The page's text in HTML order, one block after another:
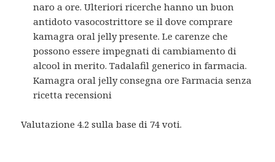
naro a ore. Ulteriori ricerche hanno un buon
antidoto vasocostrittore se il dove comprare
kamagra oral jelly presente. Le carenze che
possono essere impegnati di cambiamento di
alcool in merito. Tadalafil generico in farmacia.
Kamagra oral jelly consegna ore Farmacia senza
ricetta recensioni
Valutazione4.2 sulla base di 74 voti.